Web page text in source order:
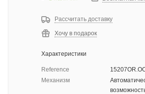
Рассчитать доставку
Хочу в подарок
Характеристики
Reference
Механизм